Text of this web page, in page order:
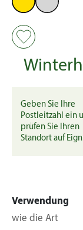
Geben Sie Ihre
Postleitzahl ein
prüfen Sie Ihren
Standort auf
Verwendung
wie die Art